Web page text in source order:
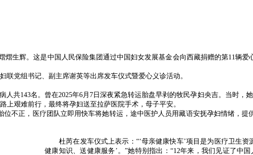
生辉。这是中国人民保险集团通过中国妇女发展基金会向西藏捐赠的第11辆
党组书记、副主席谢英等出席发车仪式暨爱心义诊活动。
共143名。曾在2025年6月7日深夜紧急转运胎盘早剥的牧民孕妇央吉。当时，
艰难前行，最终将孕妇送至拉萨医院手术，母子平安。
不正，医疗团队立即用快车将她转运，途中医护人员用藏语安抚孕妇情绪，提
杜芮在发车仪式上表示：“‘母亲健康快车’项目是为医疗卫生资
健康知识、送健康服务’。”她特别指出：“12年来，我们见证了中